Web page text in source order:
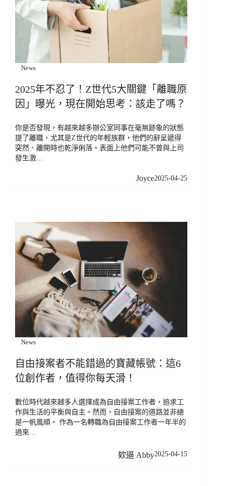
News
2025年不忍了！Z世代5大關鍵「離職原
因」曝光，現在開始思考：該走了嗎？
你是否發現，有越來越多辦公室同事在毫無跡象的狀態
提了離職，尤其是Z世代的年輕族群，他們的辭呈遞得
突然、離開時也乾淨俐落。表面上他們可能不曾與上司
發生激…
Joyce2025-04-25
News
自由接案者不能錯過的寶藏帳號：這6
位創作者，值得你每天滑！
數位時代越來越多人選擇成為自由接案工作者，追求工
作與生活的平衡與自主。然而，自由接案的道路並非總
是一帆風順。 作為一名轉職為自由接案工作者一年半的
過來…
欸逼 Abby2025-04-15